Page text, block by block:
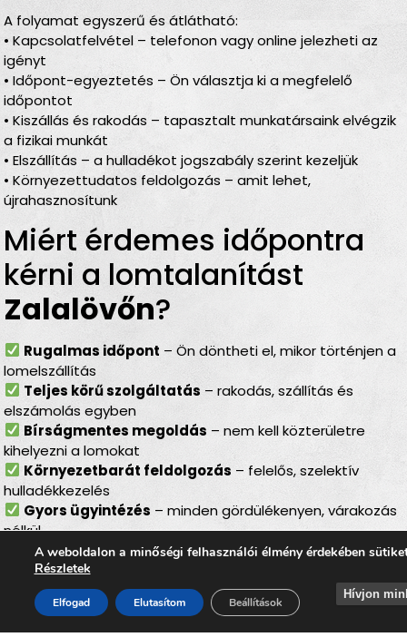
A folyamat egyszerű és átlátható:
• Kapcsolatfelvétel – telefonon vagy online jelezheti az
igényt
• Időpont-egyeztetés – Ön választja ki a megfelelő
időpontot
• Kiszállás és rakodás – tapasztalt munkatársaink elvégzik
a fizikai munkát
• Elszállítás – a hulladékot jogszabály szerint kezeljük
• Környezettudatos feldolgozás – amit lehet,
újrahasznosítunk
Miért érdemes időpontra
kérni a lomtalanítást
Zalalövőn?
Rugalmas időpont – Ön döntheti el, mikor történjen a
lomelszállítás
Teljes körű szolgáltatás – rakodás, szállítás és
elszámolás egyben
Bírságmentes megoldás – nem kell közterületre
kihelyezni a lomokat
Környezetbarát feldolgozás – felelős, szelektív
hulladékkezelés
Gyors ügyintézés – minden gördülékenyen, várakozás
nélkül
Lomtalanítás Zalalövőn
ideális választás minden
A weboldalon a minőségi felhasználói élmény érdekében
Részletek
Elfogad Elutasítom Beállítások
Hívjon